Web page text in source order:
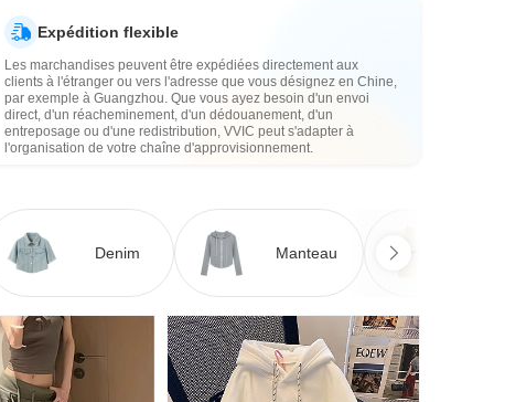
Expédition flexible
Les marchandises peuvent être expédiées directement aux
clients à l'étranger ou vers l'adresse que vous désignez en Chine,
par exemple à Guangzhou. Que vous ayez besoin d'un envoi
direct, d'un réacheminement, d'un dédouanement, d'un
entreposage ou d'une redistribution, VVIC peut s'adapter à
l'organisation de votre chaîne d'approvisionnement.
Denim Manteau